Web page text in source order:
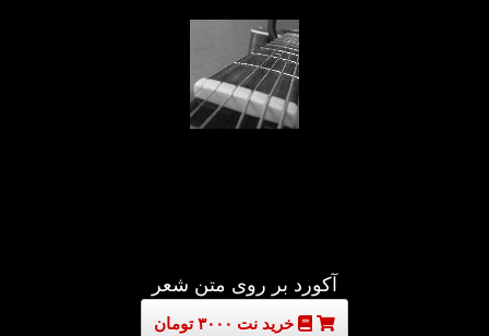
آکورد بر روی متن شعر
خرید نت ۳۰۰۰ تومان